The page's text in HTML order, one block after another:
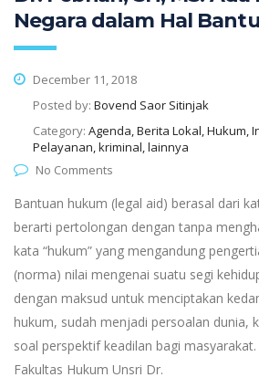
Negara dalam Hal
December 11, 2018
Posted by: Bovend Saor Sitinjak
Category: Agenda, Berita Lokal, Hukum,
Pelayanan, kriminal, lainnya
No Comments
Bantuan hukum (legal aid) berasal dari
berarti pertolongan dengan tanpa
kata “hukum” yang mengandung
(norma) nilai mengenai suatu segi
dengan maksud untuk menciptakan
hukum, sudah menjadi persoalan dunia,
soal perspektif keadilan bagi
Fakultas Hukum Unsri Dr.